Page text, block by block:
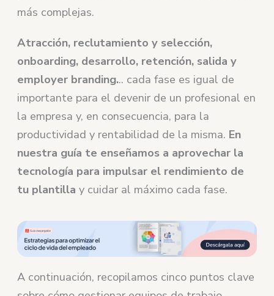
más complejas.
Atracción, reclutamiento y selección,
onboarding, desarrollo, retención, salida y
employer branding... cada fase es igual de
importante para el devenir de un profesional en
la empresa y, en consecuencia, para la
productividad y rentabilidad de la misma. En
nuestra guía te enseñamos a aprovechar la
tecnología para impulsar el rendimiento de
tu plantilla y cuidar al máximo cada fase.
A continuación, recopilamos cinco puntos clave